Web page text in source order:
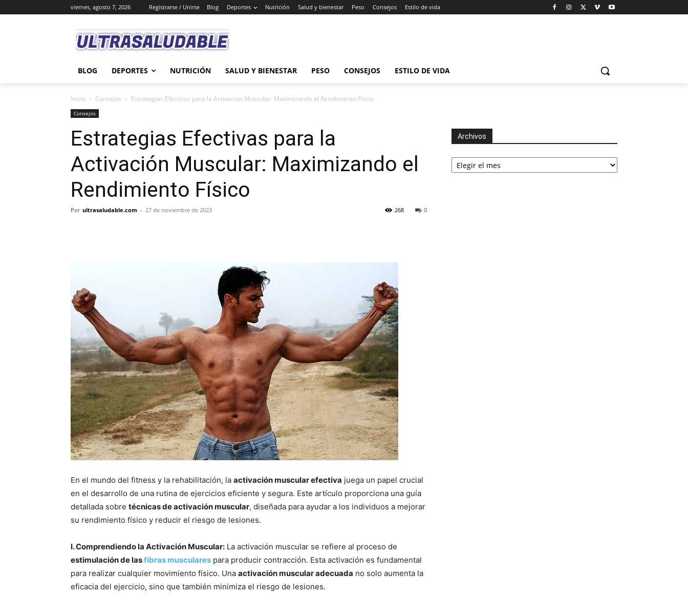
viernes, agosto 7, 2026 Registrarse / Unirse Blog Deportes Nutrición Salud y bienestar Peso Consejos Estilo de vida
BLOG DEPORTES NUTRICIÓN SALUD Y BIENESTAR PESO CONSEJOS ESTILO DE VIDA
Inicio Consejos Estrategias Efectivas para la Activación Muscular: Maximizando el Rendimiento Físico
Consejos
Estrategias Efectivas para la
Activación Muscular: Maximizando el
Rendimiento Físico
Por ultrasaludable.com - 27 de noviembre de 2023 0
268
En el mundo del fitness y la rehabilitación, la activación muscular efectiva juega un papel crucial
en el desarrollo de una rutina de ejercicios eficiente y segura. Este artículo proporciona una guía
detallada sobre técnicas de activación muscular, diseñada para ayudar a los individuos a mejorar
su rendimiento físico y reducir el riesgo de lesiones.
I. Comprendiendo la Activación Muscular: La activación muscular se refiere al proceso de
estimulación de lasfibras musculares para producir contracción. Esta activación es fundamental
para realizar cualquier movimiento físico. Una activación muscular adecuada no solo aumenta la
eficacia del ejercicio, sino que también minimiza el riesgo de lesiones.
Archivos
Archivos